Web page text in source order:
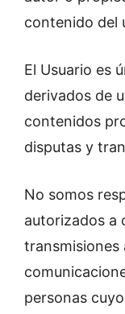
contenido del
El Usuario es
derivados de
contenidos
disputas y
No somos
autorizados a
transmisiones
personas